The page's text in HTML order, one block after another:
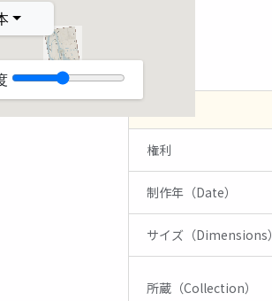
権利
制作年（Date）
サイズ（Dimensions）
所蔵（Collection）